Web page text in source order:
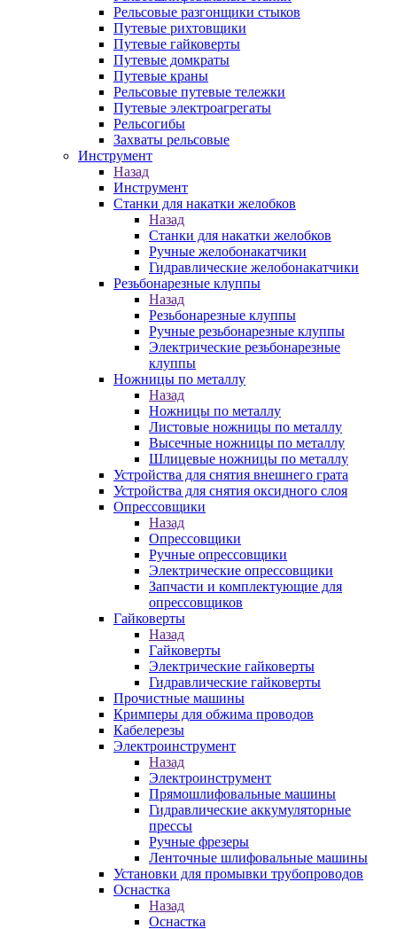
Рельсовые разгонщики стыков
Путевые рихтовщики
Путевые гайковерты
Путевые домкраты
Путевые краны
Рельсовые путевые тележки
Путевые электроагрегаты
Рельсогибы
Захваты рельсовые
Инструмент
Назад
Инструмент
Станки для накатки желобков
Назад
Станки для накатки желобков
Ручные желобонакатчики
Гидравлические желобонакатчики
Резьбонарезные клуппы
Назад
Резьбонарезные клуппы
Ручные резьбонарезные клуппы
Электрические резьбонарезные
клуппы
Ножницы по металлу
Назад
Ножницы по металлу
Листовые ножницы по металлу
Высечные ножницы по металлу
Шлицевые ножницы по металлу
Устройства для снятия внешнего грата
Устройства для снятия оксидного слоя
Опрессовщики
Назад
Опрессовщики
Ручные опрессовщики
Электрические опрессовщики
Запчасти и комплектующие для
опрессовщиков
Гайковерты
Назад
Гайковерты
Электрические гайковерты
Гидравлические гайковерты
Прочистные машины
Кримперы для обжима проводов
Кабелерезы
Электроинструмент
Назад
Электроинструмент
Прямошлифовальные машины
Гидравлические аккумуляторные
прессы
Ручные фрезеры
Ленточные шлифовальные машины
Установки для промывки трубопроводов
Оснастка
Назад
Оснастка